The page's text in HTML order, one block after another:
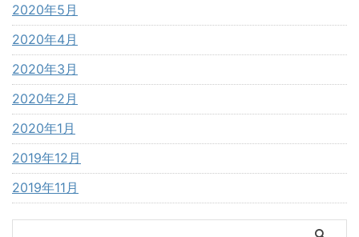
2020年5月
2020年4月
2020年3月
2020年2月
2020年1月
2019年12月
2019年11月